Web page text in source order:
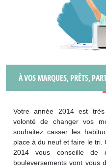
À VOS MARQUES, PRÊTS,
Votre année 2014 est
volonté de changer vos
souhaitez casser les
place à du neuf et faire le tri.
2014 vous conseille de
bouleversements vont vous